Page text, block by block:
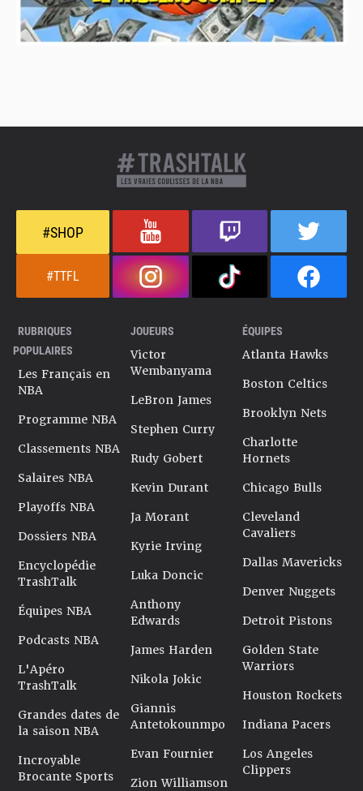
#SHOP
#TTFL
RUBRIQUES
POPULAIRES
Les Français en
NBA
Programme NBA
Classements NBA
Salaires NBA
Playoffs NBA
Dossiers NBA
Encyclopédie
TrashTalk
Équipes NBA
Podcasts NBA
L'Apéro
TrashTalk
Grandes dates de
la saison NBA
Incroyable
Brocante Sports
JOUEURS
Victor
Wembanyama
LeBron James
Stephen Curry
Rudy Gobert
Kevin Durant
Ja Morant
Kyrie Irving
Luka Doncic
Anthony
Edwards
James Harden
Nikola Jokic
Giannis
Antetokounmpo
Evan Fournier
Zion Williamson
ÉQUIPES
Atlanta Hawks
Boston Celtics
Brooklyn Nets
Charlotte
Hornets
Chicago Bulls
Cleveland
Cavaliers
Dallas Mavericks
Denver Nuggets
Detroit Pistons
Golden State
Warriors
Houston Rockets
Indiana Pacers
Los Angeles
Clippers